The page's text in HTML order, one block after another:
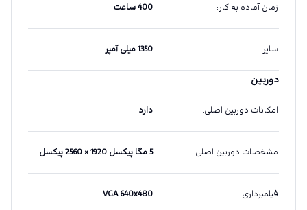
زمان آماده به کار: 400 ساعت
سایر: 1350 میلی آمپر
دوربین
امکانات دوربین اصلی: دارد
مشخصات دوربین اصلی: 5 مگا پیکسل 1920 × 2560 پیکسل
فیلمبرداری:
VGA 640x480